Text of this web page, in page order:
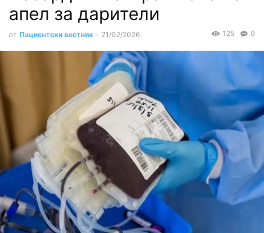
апел за дарители
от Пациентски вестник - 21/02/2026 0
125